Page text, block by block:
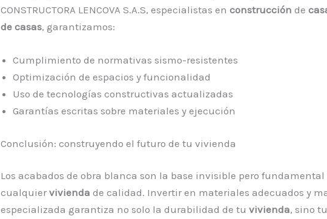
CONSTRUCTORA LENCOVA S.A.S, especialistas en construcción de
de casas, garantizamos:
Cumplimiento de normativas sismo-resistentes
Optimización de espacios y funcionalidad
Uso de tecnologías constructivas actualizadas
Garantías escritas sobre materiales y ejecución
Conclusión: construyendo el futuro de tu vivienda
Los acabados de obra blanca son la base invisible pero fundamental
cualquier vivienda de calidad. Invertir en materiales adecuados y
especializada garantiza no solo la durabilidad de tu vivienda, sino tu